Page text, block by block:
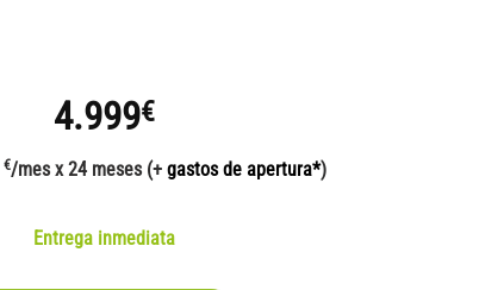
4.999€
€/mes x 24 meses (+ gastos de apertura*)
Entrega inmediata